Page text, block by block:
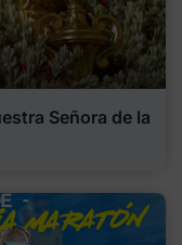
Señora de la